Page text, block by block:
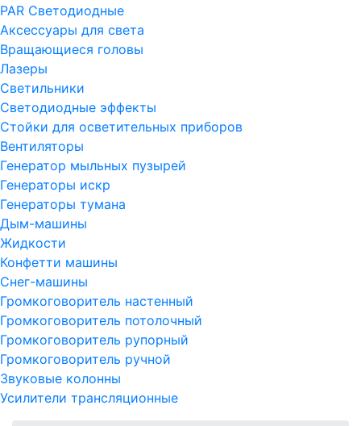
PAR Светодиодные
Аксессуары для света
Вращающиеся головы
Лазеры
Светильники
Светодиодные эффекты
Стойки для осветительных приборов
Вентиляторы
Генератор мыльных пузырей
Генераторы искр
Генераторы тумана
Дым-машины
Жидкости
Конфетти машины
Снег-машины
Громкоговоритель настенный
Громкоговоритель потолочный
Громкоговоритель рупорный
Громкоговоритель ручной
Звуковые колонны
Усилители трансляционные